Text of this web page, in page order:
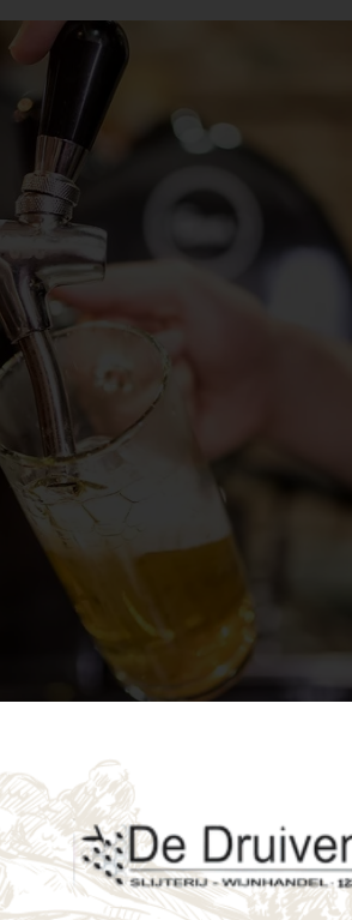
Breda? Dan ben je bij Druiventros.com – dé
bij ons huur je eenvoudig een
geleverd met of zonder vaten en koolzuur,